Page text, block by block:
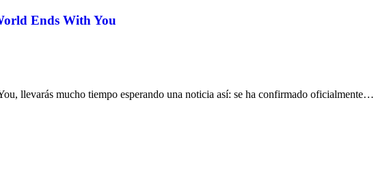
Ends With You
llevarás mucho tiempo esperando una noticia así: se ha confirmado oficialmente…